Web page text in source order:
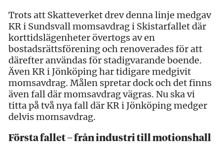
Trots att Skatteverket drev denna linje medgav
KR i Sundsvall momsavdrag i Skistarfallet där
korttidslägenheter övertogs av en
bostadsrättsförening och renoverades för att
därefter användas för stadigvarande boende.
Även KR i Jönköping har tidigare medgivit
momsavdrag. Målen spretar dock och det finns
även fall där momsavdrag vägras. Nu ska vi
titta på två nya fall där KR i Jönköping medger
delvis momsavdrag.
Första fallet – från industri till motionshall